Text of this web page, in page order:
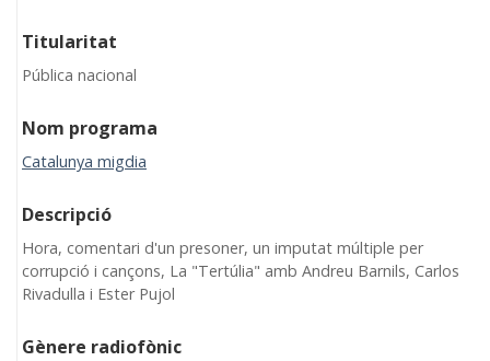
Titularitat
Pública nacional
Nom programa
Catalunya migdia
Descripció
Hora, comentari d'un presoner, un imputat múltiple per
corrupció i cançons, La "Tertúlia" amb Andreu Barnils, Carlos
Rivadulla i Ester Pujol
Gènere radiofònic